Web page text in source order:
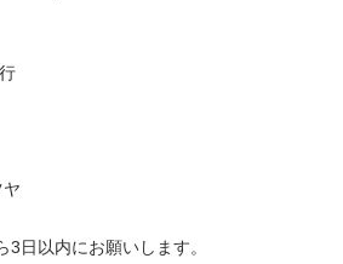
日以内にお願いします。